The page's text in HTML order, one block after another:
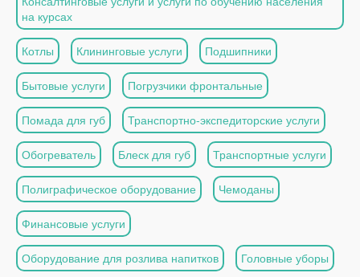
на курсах
Котлы Клининговые услуги Подшипники
Бытовые услуги Погрузчики фронтальные
Помада для губ Транспортно-экспедиторские услуги
Обогреватель Блеск для губ Транспортные услуги
Полиграфическое оборудование Чемоданы
Финансовые услуги
Оборудование для розлива напитков Головные уборы